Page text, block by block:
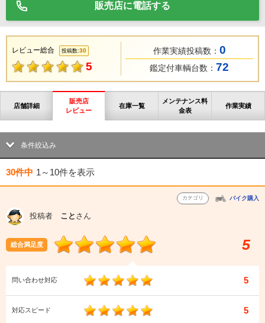
販売店に電話する
レビュー総合 投稿数:30
5
作業実績投稿数： 0
鑑定付車輌台数： 72
店舗詳細
販売店
レビュー
在庫一覧
メンテナンス料
金表
作業実績
条件絞込み
30件中 1～10件を表示
カテゴリ バイク購入
投稿者 こと さん
総合満足度 5
問い合わせ対応 5
対応スピード 5